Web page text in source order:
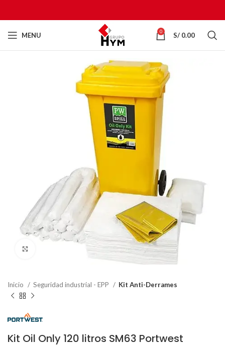
MENU 0 S/ 0.00
Inicio Seguridad industrial - EPP Kit Anti-Derrames
Kit Oil Only 120 litros SM63 Portwest